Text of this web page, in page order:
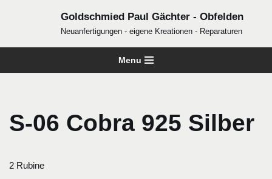
Inhalt
Goldschmied Paul Gächter - Obfelden
Neuanfertigungen - eigene Kreationen - Reparaturen
Menu
S-06 Cobra 925 Silber
2 Rubine